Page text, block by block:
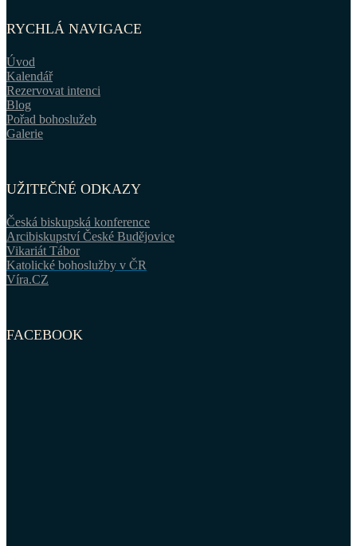
RYCHLÁ NAVIGACE
Úvod
Kalendář
Rezervovat intenci
Blog
Pořad bohoslužeb
Galerie
UŽITEČNÉ ODKAZY
Česká biskupská konference
Arcibiskupství České Budějovice
Vikariát Tábor
Katolické bohoslužby v ČR
Víra.CZ
FACEBOOK